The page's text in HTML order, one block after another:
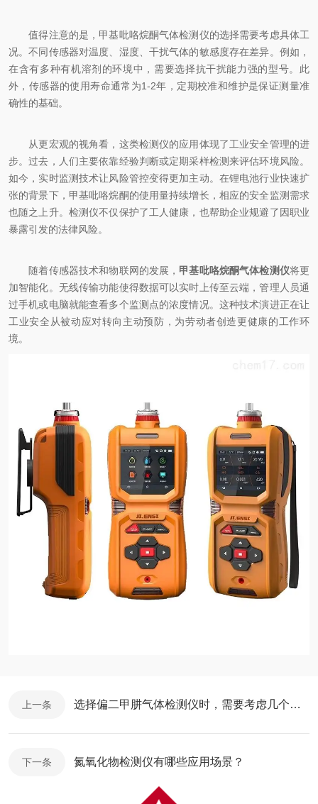
值得注意的是，甲基吡咯烷酮气体检测仪的选择需要考虑具体工
况。不同传感器对温度、湿度、干扰气体的敏感度存在差异。例如，
在含有多种有机溶剂的环境中，需要选择抗干扰能力强的型号。此
外，传感器的使用寿命通常为1-2年，定期校准和维护是保证测量准
确性的基础。
从更宏观的视角看，这类检测仪的应用体现了工业安全管理的进
步。过去，人们主要依靠经验判断或定期采样检测来评估环境风险。
如今，实时监测技术让风险管控变得更加主动。在锂电池行业快速扩
张的背景下，甲基吡咯烷酮的使用量持续增长，相应的安全监测需求
也随之上升。检测仪不仅保护了工人健康，也帮助企业规避了因职业
暴露引发的法律风险。
随着传感器技术和物联网的发展， 甲基吡咯烷酮气体检测仪将更
加智能化。无线传输功能使得数据可以实时上传至云端，管理人员通
过手机或电脑就能查看多个监测点的浓度情况。这种技术演进正在让
工业安全从被动应对转向主动预防，为劳动者创造更健康的工作环
境。
上一条 选择偏二甲肼气体检测仪时，需要考虑几个因素
下一条 氮氧化物检测仪有哪些应用场景？